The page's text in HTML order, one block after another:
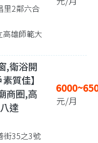
里2鄰六合
雄師範大
,衛浴開
質佳】
商圈,高
達
街35之3號
元/月